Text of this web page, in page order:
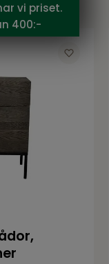
vi priset.
400:-